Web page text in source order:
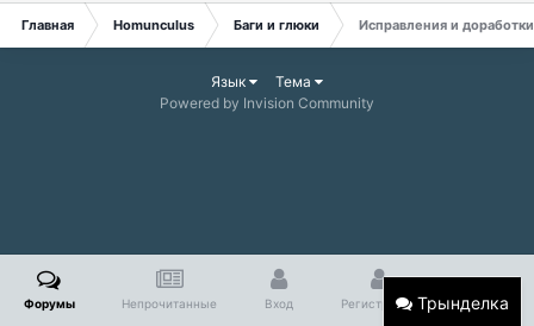
Главная Homunculus Баги и глюки Исправления и
Трынделка
Язык
Тема
Powered by Invision Community
Форумы Непрочитанные Вход Регистрация Больше